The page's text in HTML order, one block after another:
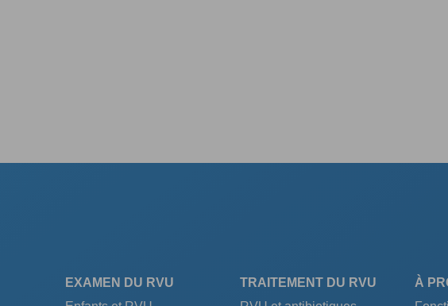
EXAMEN DU RVU
TRAITEMENT DU RVU
À